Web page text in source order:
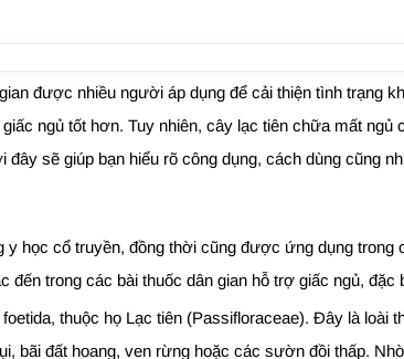
được nhiều người áp dụng để cải thiện tình trạng
ngủ tốt hơn. Tuy nhiên, cây lạc tiên chữa mất
sẽ giúp bạn hiểu rõ công dụng, cách dùng cũng
y học cổ truyền, đồng thời cũng được ứng dụng
trong các bài thuốc dân gian hỗ trợ giấc ngủ,
thuộc họ Lạc tiên (Passifloraceae). Đây là
bãi đất hoang, ven rừng hoặc các sườn đồi thấp.